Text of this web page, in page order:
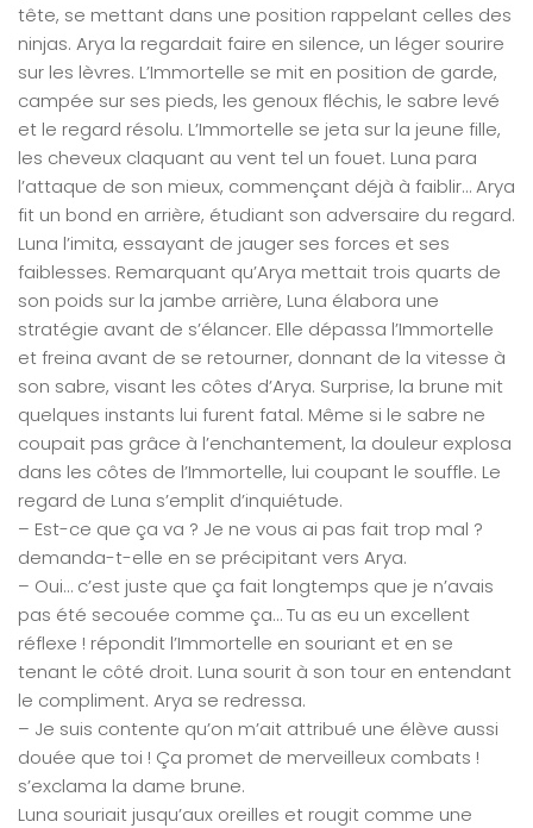
tête, se mettant dans une position rappelant celles des
ninjas. Arya la regardait faire en silence, un léger sourire
sur les lèvres. L’Immortelle se mit en position de garde,
campée sur ses pieds, les genoux fléchis, le sabre levé
et le regard résolu. L’Immortelle se jeta sur la jeune fille,
les cheveux claquant au vent tel un fouet. Luna para
l’attaque de son mieux, commençant déjà à faiblir… Arya
fit un bond en arrière, étudiant son adversaire du regard.
Luna l’imita, essayant de jauger ses forces et ses
faiblesses. Remarquant qu’Arya mettait trois quarts de
son poids sur la jambe arrière, Luna élabora une
stratégie avant de s’élancer. Elle dépassa l’Immortelle
et freina avant de se retourner, donnant de la vitesse à
son sabre, visant les côtes d’Arya. Surprise, la brune mit
quelques instants lui furent fatal. Même si le sabre ne
coupait pas grâce à l’enchantement, la douleur explosa
dans les côtes de l’Immortelle, lui coupant le souffle. Le
regard de Luna s’emplit d’inquiétude.
– Est-ce que ça va ? Je ne vous ai pas fait trop mal ?
demanda-t-elle en se précipitant vers Arya.
– Oui… c’est juste que ça fait longtemps que je n’avais
pas été secouée comme ça… Tu as eu un excellent
réflexe ! répondit l’Immortelle en souriant et en se
tenant le côté droit. Luna sourit à son tour en entendant
le compliment. Arya se redressa.
– Je suis contente qu’on m’ait attribué une élève aussi
douée que toi ! Ça promet de merveilleux combats !
s’exclama la dame brune.
Luna souriait jusqu’aux oreilles et rougit comme une